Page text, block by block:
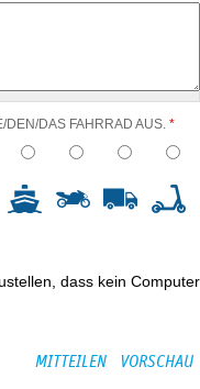
DAS FAHRRAD AUS. *
dass kein Computer